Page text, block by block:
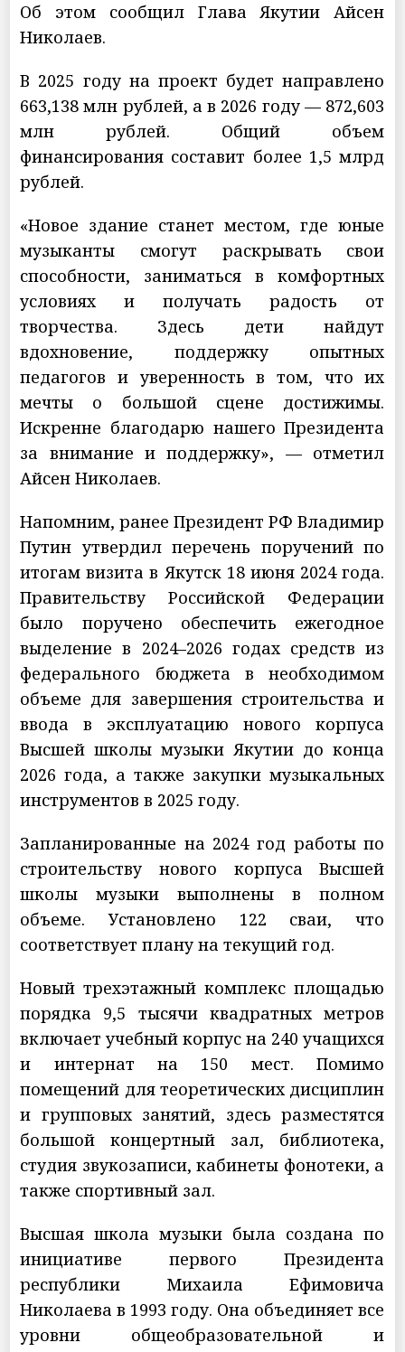
Об этом сообщил Глава Якутии Айсен
Николаев.
В 2025 году на проект будет направлено
663,138 млн рублей, а в 2026 году — 872,603
млн рублей. Общий объем
финансирования составит более 1,5 млрд
рублей.
«Новое здание станет местом, где юные
музыканты смогут раскрывать свои
способности, заниматься в комфортных
условиях и получать радость от
творчества. Здесь дети найдут
вдохновение, поддержку опытных
педагогов и уверенность в том, что их
мечты о большой сцене достижимы.
Искренне благодарю нашего Президента
за внимание и поддержку», — отметил
Айсен Николаев.
Напомним, ранее Президент РФ Владимир
Путин утвердил перечень поручений по
итогам визита в Якутск 18 июня 2024 года.
Правительству Российской Федерации
было поручено обеспечить ежегодное
выделение в 2024–2026 годах средств из
федерального бюджета в необходимом
объеме для завершения строительства и
ввода в эксплуатацию нового корпуса
Высшей школы музыки Якутии до конца
2026 года, а также закупки музыкальных
инструментов в 2025 году.
Запланированные на 2024 год работы по
строительству нового корпуса Высшей
школы музыки выполнены в полном
объеме. Установлено 122 сваи, что
соответствует плану на текущий год.
Новый трехэтажный комплекс площадью
порядка 9,5 тысячи квадратных метров
включает учебный корпус на 240 учащихся
и интернат на 150 мест. Помимо
помещений для теоретических дисциплин
и групповых занятий, здесь разместятся
большой концертный зал, библиотека,
студия звукозаписи, кабинеты фонотеки, а
также спортивный зал.
Высшая школа музыки была создана по
инициативе первого Президента
республики Михаила Ефимовича
Николаева в 1993 году. Она объединяет все
уровни общеобразовательной и